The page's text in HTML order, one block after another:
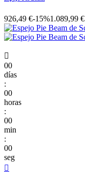
926,49 €-15%1.089,99 €

00
días
:
00
horas
:
00
min
:
00
seg
